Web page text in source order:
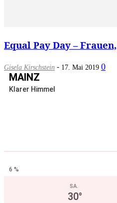
Equal Pay Day –
Gisela Kirschstein - 17. Mai 2019 0
MAINZ
Klarer Himmel
6 %
SA.
30°